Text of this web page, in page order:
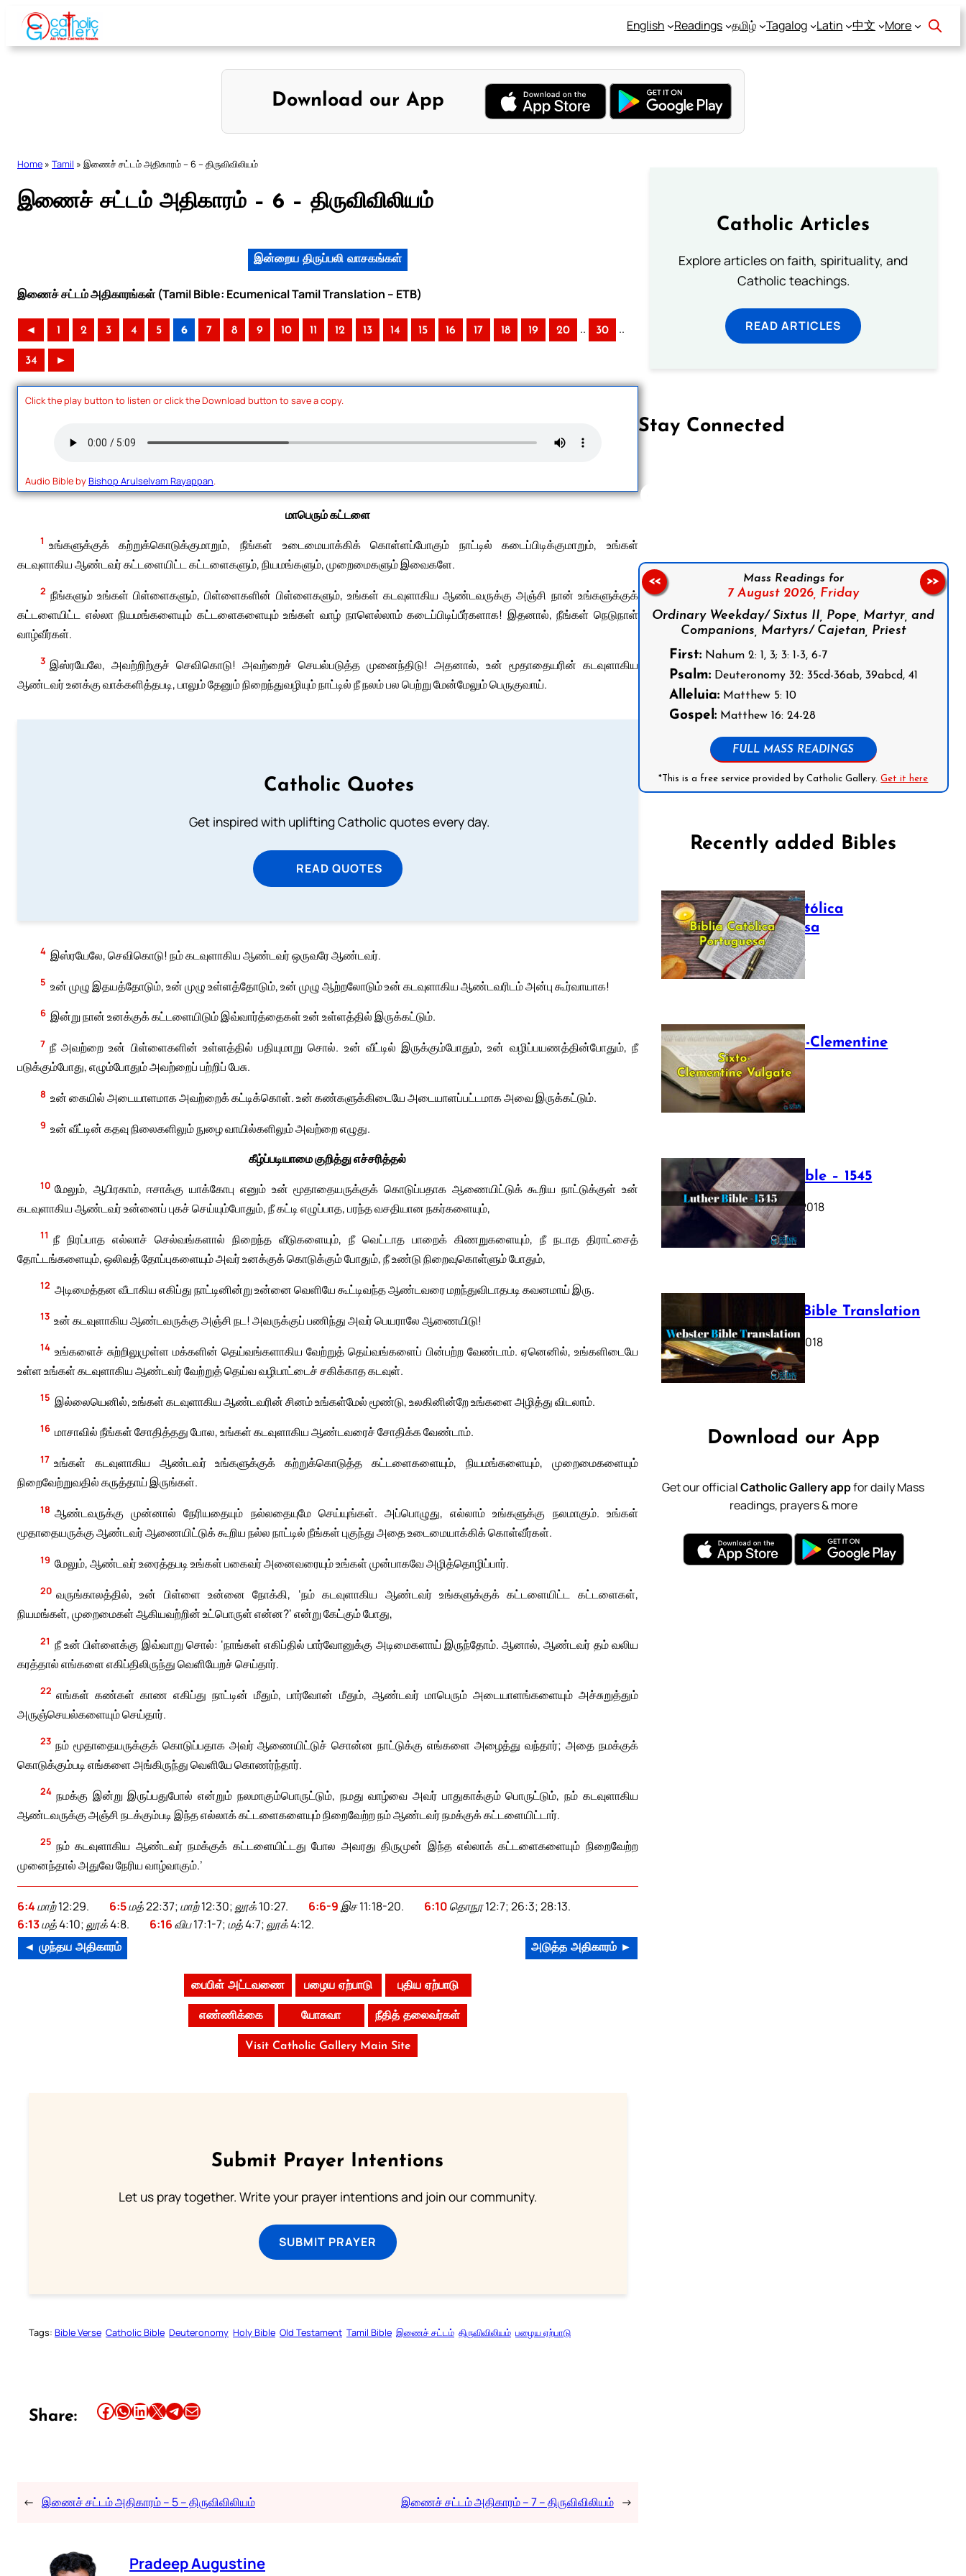
Skip
content
English Readings தமிழ் Tagalog Latin 中文 More
Download our App
Home » Tamil » இணைச் சட்டம் அதிகாரம் – 6 – திருவிவிலியம்
இணைச் சட்டம் அதிகாரம் – 6 – திருவிவிலியம்
இன்றைய திருப்பலி வாசகங்கள்
இணைச் சட்டம் அதிகாரங்கள் (Tamil Bible: Ecumenical Tamil Translation – ETB)
◄ 1 2 3 4 5 6 7 8 9 10 11 12 13 14 15 16 17 18 19 20 .. 30 ..
34 ►
Click the play button to listen or click the Download button to save a copy.
Audio Bible byBishop Arulselvam Rayappan.
மாபெரும் கட்டளை
1 உங்களுக்குக் கற்றுக்கொடுக்குமாறும், நீங்கள் உடைமையாக்கிக் கொள்ளப்போகும் நாட்டில் கடைப்பிடிக்குமாறும், உங்கள்
கடவுளாகிய ஆண்டவர் கட்டளையிட்ட கட்டளைகளும், நியமங்களும், முறைமைகளும் இவைகளே.
2 நீங்களும் உங்கள் பிள்ளைகளும், பிள்ளைகளின் பிள்ளைகளும், உங்கள் கடவுளாகிய ஆண்டவருக்கு அஞ்சி நான் உங்களுக்குக்
கட்டளையிட்ட எல்லா நியமங்களையும் கட்டளைகளையும் உங்கள் வாழ் நாளெல்லாம் கடைப்பிடிப்பீர்களாக! இதனால், நீங்கள் நெடுநாள்
வாழ்வீர்கள்.
3 இஸ்ரயேலே, அவற்றிற்குச் செவிகொடு! அவற்றைச் செயல்படுத்த முனைந்திடு! அதனால், உன் மூதாதையரின் கடவுளாகிய
ஆண்டவர் உனக்கு வாக்களித்தபடி, பாலும் தேனும் நிறைந்துவழியும் நாட்டில் நீ நலம் பல பெற்று மேன்மேலும் பெருகுவாய்.
Catholic Quotes
Get inspired with uplifting Catholic quotes every day.
READ QUOTES
4 இஸ்ரயேலே, செவிகொடு! நம் கடவுளாகிய ஆண்டவர் ஒருவரே ஆண்டவர்.
5 உன் முழு இதயத்தோடும், உன் முழு உள்ளத்தோடும், உன் முழு ஆற்றலோடும் உன் கடவுளாகிய ஆண்டவரிடம் அன்பு கூர்வாயாக!
6 இன்று நான் உனக்குக் கட்டளையிடும் இவ்வார்த்தைகள் உன் உள்ளத்தில் இருக்கட்டும்.
7 நீ அவற்றை உன் பிள்ளைகளின் உள்ளத்தில் பதியுமாறு சொல். உன் வீட்டில் இருக்கும்போதும், உன் வழிப்பயணத்தின்போதும், நீ
படுக்கும்போது, எழும்போதும் அவற்றைப் பற்றிப் பேசு.
8 உன் கையில் அடையாளமாக அவற்றைக் கட்டிக்கொள். உன் கண்களுக்கிடையே அடையாளப்பட்டமாக அவை இருக்கட்டும்.
9 உன் வீட்டின் கதவு நிலைகளிலும் நுழை வாயில்களிலும் அவற்றை எழுது.
கீழ்ப்படியாமை குறித்து எச்சரித்தல்
10 மேலும், ஆபிரகாம், ஈசாக்கு யாக்கோபு எனும் உன் மூதாதையருக்குக் கொடுப்பதாக ஆணையிட்டுக் கூறிய நாட்டுக்குள் உன்
கடவுளாகிய ஆண்டவர் உன்னைப் புகச் செய்யும்போதும், நீ கட்டி எழுப்பாத, பரந்த வசதியான நகர்களையும்,
11 நீ நிரப்பாத எல்லாச் செல்வங்களால் நிறைந்த வீடுகளையும், நீ வெட்டாத பாறைக் கிணறுகளையும், நீ நடாத திராட்சைத்
தோட்டங்களையும், ஒலிவத் தோப்புகளையும் அவர் உனக்குக் கொடுக்கும் போதும், நீ உண்டு நிறைவுகொள்ளும் போதும்,
12 அடிமைத்தன வீடாகிய எகிப்து நாட்டினின்று உன்னை வெளியே கூட்டிவந்த ஆண்டவரை மறந்துவிடாதபடி கவனமாய் இரு.
13 உன் கடவுளாகிய ஆண்டவருக்கு அஞ்சி நட! அவருக்குப் பணிந்து அவர் பெயராலே ஆணையிடு!
14 உங்களைச் சுற்றிலுமுள்ள மக்களின் தெய்வங்களாகிய வேற்றுத் தெய்வங்களைப் பின்பற்ற வேண்டாம். ஏனெனில், உங்களிடையே
உள்ள உங்கள் கடவுளாகிய ஆண்டவர் வேற்றுத் தெய்வ வழிபாட்டைச் சகிக்காத கடவுள்.
15 இல்லையெனில், உங்கள் கடவுளாகிய ஆண்டவரின் சினம் உங்கள்மேல் மூண்டு, உலகினின்றே உங்களை அழித்து விடலாம்.
16 மாசாவில் நீங்கள் சோதித்தது போல, உங்கள் கடவுளாகிய ஆண்டவரைச் சோதிக்க வேண்டாம்.
17 உங்கள் கடவுளாகிய ஆண்டவர் உங்களுக்குக் கற்றுக்கொடுத்த கட்டளைகளையும், நியமங்களையும், முறைமைகளையும்
நிறைவேற்றுவதில் கருத்தாய் இருங்கள்.
18 ஆண்டவருக்கு முன்னால் நேரியதையும் நல்லதையுமே செய்யுங்கள். அப்பொழுது, எல்லாம் உங்களுக்கு நலமாகும். உங்கள்
மூதாதையருக்கு ஆண்டவர் ஆணையிட்டுக் கூறிய நல்ல நாட்டில் நீங்கள் புகுந்து அதை உடைமையாக்கிக் கொள்வீர்கள்.
19 மேலும், ஆண்டவர் உரைத்தபடி உங்கள் பகைவர் அனைவரையும் உங்கள் முன்பாகவே அழித்தொழிப்பார்.
20 வருங்காலத்தில், உன் பிள்ளை உன்னை நோக்கி, ‘நம் கடவுளாகிய ஆண்டவர் உங்களுக்குக் கட்டளையிட்ட கட்டளைகள்,
நியமங்கள், முறைமைகள் ஆகியவற்றின் உட்பொருள் என்ன?’ என்று கேட்கும் போது,
21 நீ உன் பிள்ளைக்கு இவ்வாறு சொல்: ‘நாங்கள் எகிப்தில் பார்வோனுக்கு அடிமைகளாய் இருந்தோம். ஆனால், ஆண்டவர் தம் வலிய
கரத்தால் எங்களை எகிப்திலிருந்து வெளியேறச் செய்தார்.
22 எங்கள் கண்கள் காண எகிப்து நாட்டின் மீதும், பார்வோன் மீதும், ஆண்டவர் மாபெரும் அடையாளங்களையும் அச்சுறுத்தும்
அருஞ்செயல்களையும் செய்தார்.
23 நம் மூதாதையருக்குக் கொடுப்பதாக அவர் ஆணையிட்டுச் சொன்ன நாட்டுக்கு எங்களை அழைத்து வந்தார்; அதை நமக்குக்
கொடுக்கும்படி எங்களை அங்கிருந்து வெளியே கொணர்ந்தார்.
24 நமக்கு இன்று இருப்பதுபோல் என்றும் நலமாகும்பொருட்டும், நமது வாழ்வை அவர் பாதுகாக்கும் பொருட்டும், நம் கடவுளாகிய
ஆண்டவருக்கு அஞ்சி நடக்கும்படி இந்த எல்லாக் கட்டளைகளையும் நிறைவேற்ற நம் ஆண்டவர் நமக்குக் கட்டளையிட்டார்.
25 நம் கடவுளாகிய ஆண்டவர் நமக்குக் கட்டளையிட்டது போல அவரது திருமுன் இந்த எல்லாக் கட்டளைகளையும் நிறைவேற்ற
முனைந்தால் அதுவே நேரிய வாழ்வாகும்.’
6:4மாற் 12:29. 6:5மத் 22:37; மாற் 12:30; லூக் 10:27. 6:6-9இச 11:18-20. 6:10தொநூ 12:7; 26:3; 28:13.
6:13மத் 4:10; லூக் 4:8. 6:16விப 17:1-7; மத் 4:7; லூக் 4:12.
◄ முந்தய அதிகாரம் அடுத்த அதிகாரம் ►
பைபிள் அட்டவணை பழைய ஏற்பாடு புதிய ஏற்பாடு
எண்ணிக்கை யோசுவா நீதித் தலைவர்கள்
Visit Catholic Gallery Main Site
Submit Prayer Intentions
Let us pray together. Write your prayer intentions and join our community.
SUBMIT PRAYER
Tags: Bible Verse Catholic Bible Deuteronomy Holy Bible Old Testament Tamil Bible இணைச் சட்டம் திருவிவிலியம் பழைய ஏற்பாடு
Share: Share this article on Facebook Share this article on WhatsApp Share this article on LinkedIn Share this article on X Share this article on TelegramEmail this Article
← இணைச் சட்டம் அதிகாரம் – 5 – திருவிவிலியம் இணைச் சட்டம் அதிகாரம் – 7 – திருவிவிலியம் →
Pradeep Augustine
Catholic Articles
Explore articles on faith, spirituality, and
Catholic teachings.
READ ARTICLES
Stay Connected
Follow us on Facebook
Mass Readings for
7 August 2026, Friday
Ordinary Weekday/ Sixtus II, Pope, Martyr, and
Companions, Martyrs/ Cajetan, Priest
First:Nahum 2: 1, 3; 3: 1-3, 6-7
Psalm:Deuteronomy 32: 35cd-36ab, 39abcd, 41
Alleluia:Matthew 5: 10
Gospel:Matthew 16: 24-28
FULL MASS READINGS
*This is a free service provided by Catholic Gallery.Get it here
<< >>
Recently added Bibles
Bíblia Católica
Portuguesa
July 16, 2025
The Sixto-Clementine
Vulgate
July 12, 2025
Luther Bible – 1545
October 17, 2018
Webster Bible Translation
October 11, 2018
Download our App
Get our officialCatholic Gallery appfor daily Mass
readings, prayers & more